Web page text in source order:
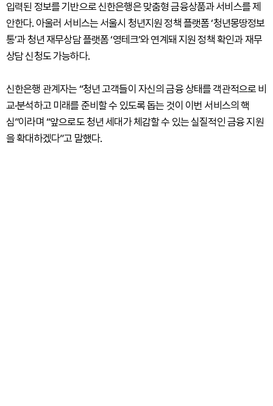
입력된 정보를 기반으로 신한은행은 맞춤형 금융상품과 서비스를 제
안한다. 아울러 서비스는 서울시 청년지원 정책 플랫폼 ‘청년몽땅정보
통’과 청년 재무상담 플랫폼 ‘영테크’와 연계돼 지원 정책 확인과 재무
상담 신청도 가능하다.
신한은행 관계자는 “청년 고객들이 자신의 금융 상태를 객관적으로 비
교·분석하고 미래를 준비할 수 있도록 돕는 것이 이번 서비스의 핵
심”이라며 “앞으로도 청년 세대가 체감할 수 있는 실질적인 금융 지원
을 확대하겠다”고 말했다.